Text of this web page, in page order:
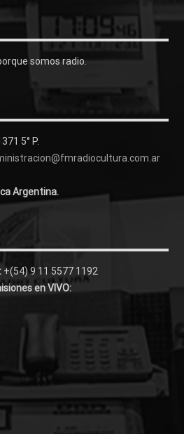
somos radio.
5° P.
Argentina.
+(54) 9 11 5577 1192
en VIVO: